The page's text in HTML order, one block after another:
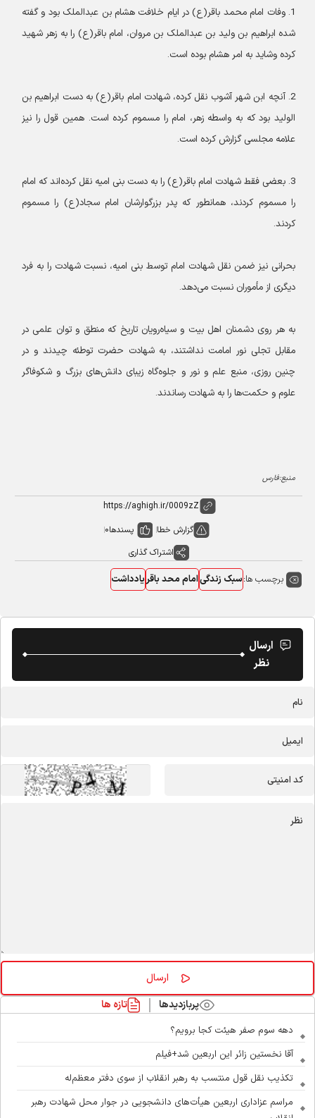
1. وفات امام محمد باقر(ع) در ایام خلافت هشام بن عبدالملک بود و گفته
شده ابراهیم بن ولید بن عبدالملک بن مروان، امام باقر(ع) را به زهر شهید
کرده وشاید به امر هشام بوده است.
2. آنچه ابن شهر آشوب نقل کرده، شهادت امام باقر(ع) به دست ابراهیم بن
الولید بود که به واسطه زهر، امام را مسموم کرده است. همین قول را نیز
علامه مجلسی گزارش کرده است.
3. بعضی فقط شهادت امام باقر(ع) را به دست بنی امیه نقل کرده‌اند که امام
را مسموم کردند، همانطور که پدر بزرگوارشان امام سجاد(ع) را مسموم
کردند.
بحرانی نیز ضمن نقل شهادت امام توسط بنی امیه، نسبت شهادت را به فرد
دیگری از مأموران نسبت می‌دهد.
به هر روی دشمنان اهل بیت و سیاه‌رویان تاریخ که منطق و توان علمی در
مقابل تجلی نور امامت نداشتند، به شهادت حضرت توطئه چیدند و در
چنین روزی، منبع علم و نور و جلوه‌گاه زیبای دانش‌های بزرگ و شکوفاگر
علوم و حکمت‌ها را به شهادت رساندند.
منبع:فارس
گزارش خطا پسندها0
اشتراک گذاری
برچسب ها:سبک زندگیامام محد باقریادداشت
ارسال
نظر
پربازدیدها تازه ها
دهه سوم صفر هیئت کجا برویم؟
آقا نخستین زائر این اربعین شد+فیلم
تکذیب نقل قول منتسب به رهبر انقلاب از سوی دفتر معظم‌له
مراسم عزاداری اربعین هیأت‌های دانشجویی در جوار محل شهادت رهبر